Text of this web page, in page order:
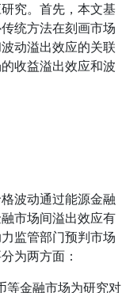
究。首先，本文基
统方法在刻画市场
动溢出效应的关联
收益溢出效应和波
波动通过能源金融
市场间溢出效应有
监管部门预判市场
为两方面：
等金融市场为研究对